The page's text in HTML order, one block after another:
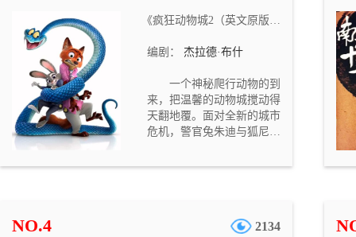
《疯狂动物城2（英文原版剧本）》
编剧： 杰拉德·布什
一个神秘爬行动物的到
来，把温馨的动物城搅动得
天翻地覆。面对全新的城市
危机，警官兔朱迪与狐尼克
奔波。在追捕行动中，这对
地下黑市，一场疯狂动物城
NO.4 2134